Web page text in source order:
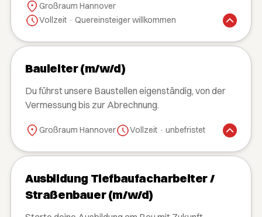
Großraum Hannover
Vollzeit · Quereinsteiger willkommen
Bauleiter (m/w/d)
Du führst unsere Baustellen eigenständig, von der
Vermessung bis zur Abrechnung.
Großraum Hannover Vollzeit · unbefristet
Ausbildung Tiefbaufacharbeiter /
Straßenbauer (m/w/d)